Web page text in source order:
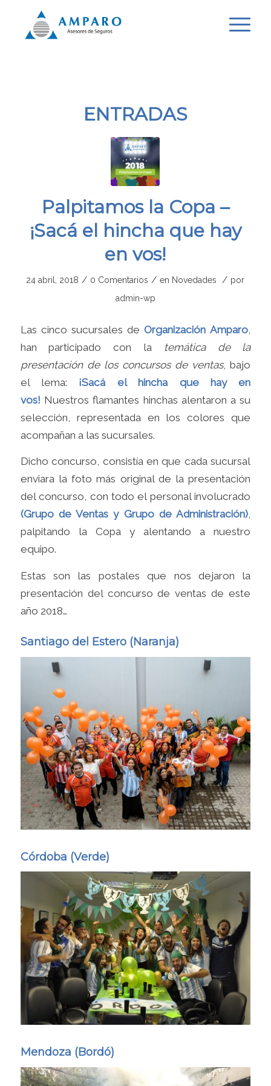
ENTRADAS
Palpitamos la Copa –
¡Sacá el hincha que hay
en vos!
24 abril, 2018 / 0 Comentarios / en Novedades / por
admin-wp
Las cinco sucursales deOrganización Amparo
han participado con la
temática de la
presentación de los concursos de ventas, bajo
el lema: ¡Sacá el hincha que hay en
vos! Nuestros flamantes hinchas alentaron a su
selección, representada en los colores que
acompañan a las sucursales.
Dicho concurso, consistía en que cada sucursal
enviara la foto más original de la presentación
del concurso, con todo el personal involucrado
(Grupo de Ventas y Grupo de Administración),
palpitando la Copa y alentando a nuestro
equipo.
Estas son las postales que nos dejaron la
presentación del concurso de ventas de este
año 2018…
Santiago del Estero (Naranja)
Córdoba (Verde)
Mendoza (Bordó)